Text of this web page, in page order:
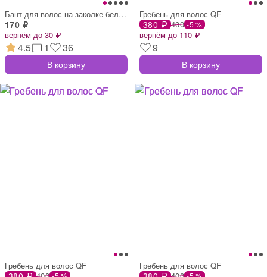
Бант для волос на заколке белый, принцес
170 ₽
вернём до 30 ₽
4.5 1 36
В корзину
Гребень для волос QF
380 ₽ 400 -5 %
вернём до 110 ₽
9
В корзину
Гребень для волос QF Гребень для волос QF